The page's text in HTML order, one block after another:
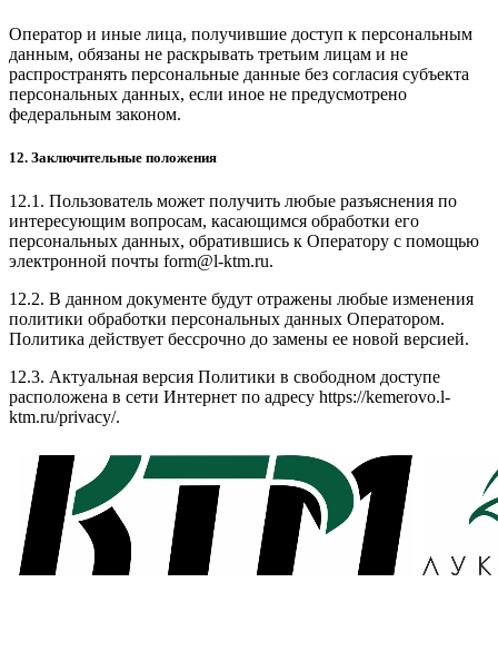
Оператор и иные лица, получившие доступ к персональным
данным, обязаны не раскрывать третьим лицам и не
распространять персональные данные без согласия субъекта
персональных данных, если иное не предусмотрено
федеральным законом.
12. Заключительные положения
12.1. Пользователь может получить любые разъяснения по
интересующим вопросам, касающимся обработки его
персональных данных, обратившись к Оператору с помощью
электронной почты form@l-ktm.ru.
12.2. В данном документе будут отражены любые изменения
политики обработки персональных данных Оператором.
Политика действует бессрочно до замены ее новой версией.
12.3. Актуальная версия Политики в свободном доступе
расположена в сети Интернет по адресу https://kemerovo.l-
ktm.ru/privacy/.